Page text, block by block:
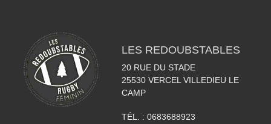
LES REDOUBSTABLES
20 RUE DU STADE
25530 VERCEL VILLEDIEU LE
CAMP
TÉL. : 0683688923